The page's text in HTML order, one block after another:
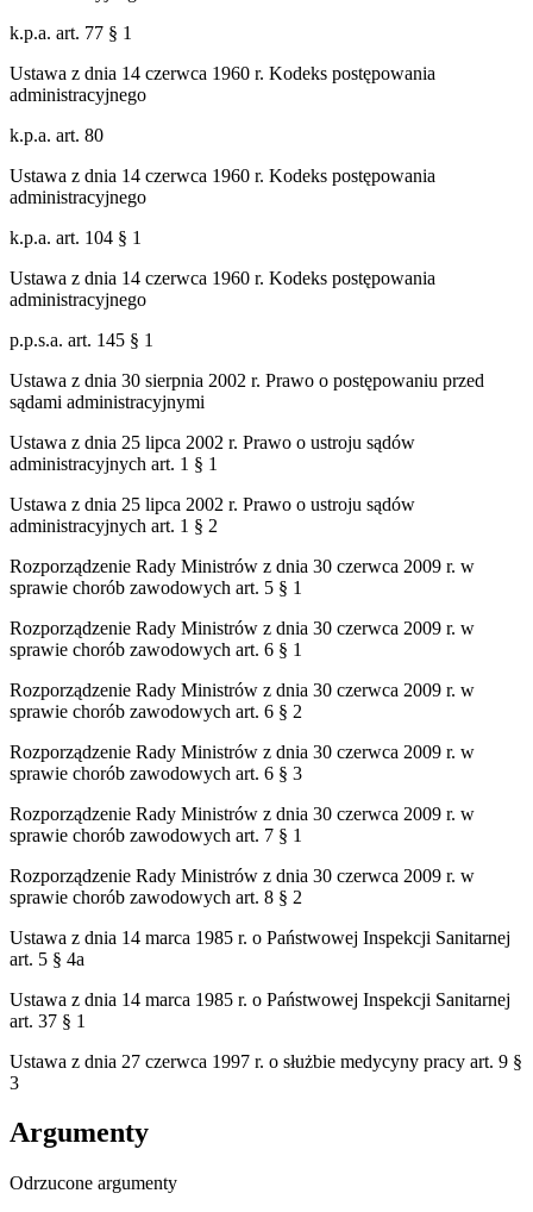
k.p.a. art. 77 § 1
Ustawa z dnia 14 czerwca 1960 r. Kodeks postępowania
administracyjnego
k.p.a. art. 80
Ustawa z dnia 14 czerwca 1960 r. Kodeks postępowania
administracyjnego
k.p.a. art. 104 § 1
Ustawa z dnia 14 czerwca 1960 r. Kodeks postępowania
administracyjnego
p.p.s.a. art. 145 § 1
Ustawa z dnia 30 sierpnia 2002 r. Prawo o postępowaniu przed
sądami administracyjnymi
Ustawa z dnia 25 lipca 2002 r. Prawo o ustroju sądów
administracyjnych art. 1 § 1
Ustawa z dnia 25 lipca 2002 r. Prawo o ustroju sądów
administracyjnych art. 1 § 2
Rozporządzenie Rady Ministrów z dnia 30 czerwca 2009 r. w
sprawie chorób zawodowych art. 5 § 1
Rozporządzenie Rady Ministrów z dnia 30 czerwca 2009 r. w
sprawie chorób zawodowych art. 6 § 1
Rozporządzenie Rady Ministrów z dnia 30 czerwca 2009 r. w
sprawie chorób zawodowych art. 6 § 2
Rozporządzenie Rady Ministrów z dnia 30 czerwca 2009 r. w
sprawie chorób zawodowych art. 6 § 3
Rozporządzenie Rady Ministrów z dnia 30 czerwca 2009 r. w
sprawie chorób zawodowych art. 7 § 1
Rozporządzenie Rady Ministrów z dnia 30 czerwca 2009 r. w
sprawie chorób zawodowych art. 8 § 2
Ustawa z dnia 14 marca 1985 r. o Państwowej Inspekcji Sanitarnej
art. 5 § 4a
Ustawa z dnia 14 marca 1985 r. o Państwowej Inspekcji Sanitarnej
art. 37 § 1
Ustawa z dnia 27 czerwca 1997 r. o służbie medycyny pracy art. 9 §
3
Argumenty
Odrzucone argumenty